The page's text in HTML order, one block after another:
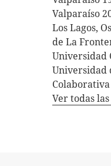
Valparaíso
Los Lagos,
de La
Universidad
Universidad
Ver todas